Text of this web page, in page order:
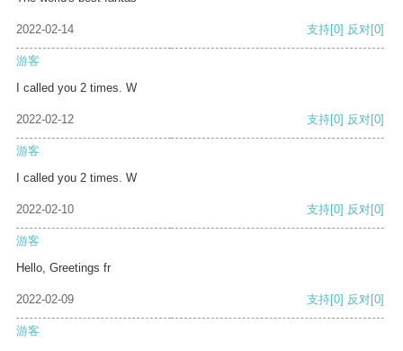
2022-02-14 支持[0] 反对[0]
游客
I called you 2 times. W
2022-02-12 支持[0] 反对[0]
游客
I called you 2 times. W
2022-02-10 支持[0] 反对[0]
游客
Hello, Greetings fr
2022-02-09 支持[0] 反对[0]
游客